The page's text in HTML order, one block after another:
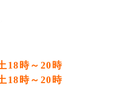
時～20時
18時～20時